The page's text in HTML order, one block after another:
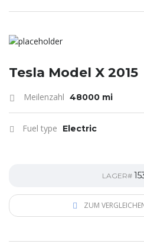
Tesla Model X 2015
Meilenzahl 48000 mi
Fuel type Electric
LAGER#
ZUM